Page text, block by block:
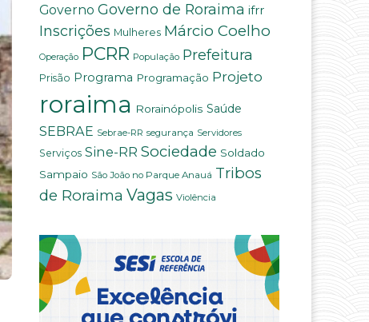
Governo Governo de Roraima ifrr
Inscrições Mulheres Márcio Coelho
Operação PCRR População Prefeitura
Prisão Programa Programação Projeto
roraima Rorainópolis Saúde
SEBRAE Sebrae-RR segurança Servidores
Serviços Sine-RR Sociedade Soldado
Sampaio São João no Parque Anauá Tribos
de Roraima Vagas Violência